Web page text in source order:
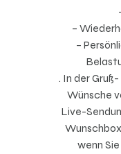
–
–
. In der
Wünsche
Live-
wenn